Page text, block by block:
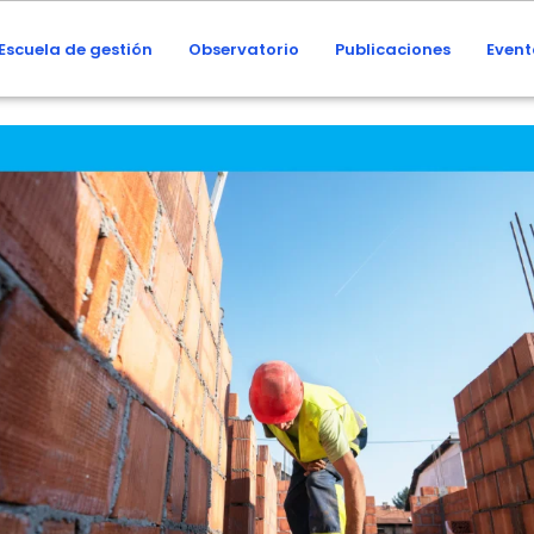
Escuela de gestión Observatorio Publicaciones